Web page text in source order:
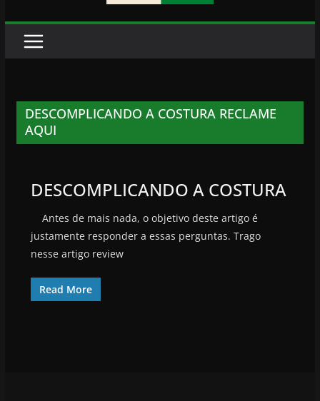
DESCOMPLICANDO A COSTURA RECLAME
AQUI
DESCOMPLICANDO A COSTURA
Antes de mais nada, o objetivo deste artigo é
justamente responder a essas perguntas. Trago
nesse artigo review
Read More